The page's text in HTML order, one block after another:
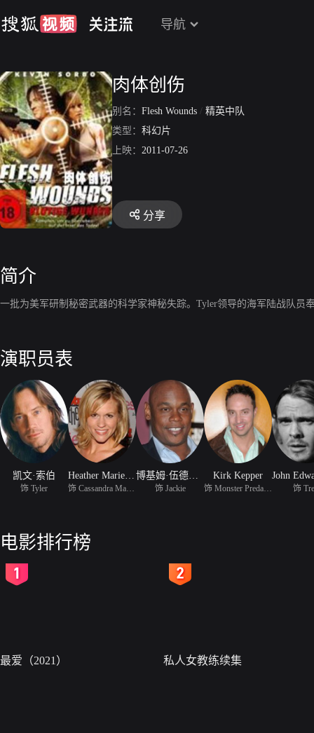
导航
肉体创伤
别名： Flesh Wounds / 精英中队
类型： 科幻片
上映： 2011-07-26
分享
简介
一批为美军研制秘密武器的科学家神秘失踪。Tyler领导的海军陆战队
演职员表
凯文·索伯
饰 Tyler 饰 Jackie
Kirk Kepper
饰
电影排行榜
最爱（2021） 私人女教练续集